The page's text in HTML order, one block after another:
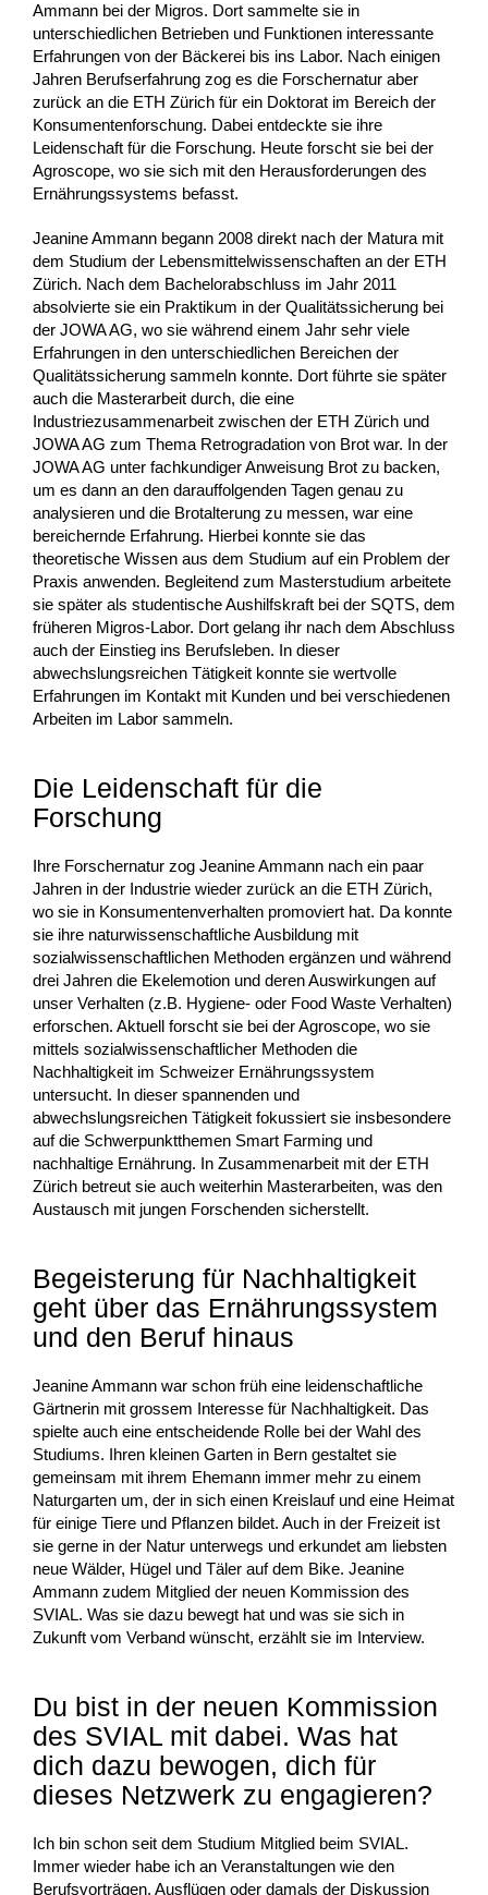
Ammann bei der Migros. Dort sammelte sie in
unterschiedlichen Betrieben und Funktionen interessante
Erfahrungen von der Bäckerei bis ins Labor. Nach einigen
Jahren Berufserfahrung zog es die Forschernatur aber
zurück an die ETH Zürich für ein Doktorat im Bereich der
Konsumentenforschung. Dabei entdeckte sie ihre
Leidenschaft für die Forschung. Heute forscht sie bei der
Agroscope, wo sie sich mit den Herausforderungen des
Ernährungssystems befasst.
Jeanine Ammann begann 2008 direkt nach der Matura mit
dem Studium der Lebensmittelwissenschaften an der ETH
Zürich. Nach dem Bachelorabschluss im Jahr 2011
absolvierte sie ein Praktikum in der Qualitätssicherung bei
der JOWA AG, wo sie während einem Jahr sehr viele
Erfahrungen in den unterschiedlichen Bereichen der
Qualitätssicherung sammeln konnte. Dort führte sie später
auch die Masterarbeit durch, die eine
Industriezusammenarbeit zwischen der ETH Zürich und
JOWA AG zum Thema Retrogradation von Brot war. In der
JOWA AG unter fachkundiger Anweisung Brot zu backen,
um es dann an den darauffolgenden Tagen genau zu
analysieren und die Brotalterung zu messen, war eine
bereichernde Erfahrung. Hierbei konnte sie das
theoretische Wissen aus dem Studium auf ein Problem der
Praxis anwenden. Begleitend zum Masterstudium arbeitete
sie später als studentische Aushilfskraft bei der SQTS, dem
früheren Migros-Labor. Dort gelang ihr nach dem Abschluss
auch der Einstieg ins Berufsleben. In dieser
abwechslungsreichen Tätigkeit konnte sie wertvolle
Erfahrungen im Kontakt mit Kunden und bei verschiedenen
Arbeiten im Labor sammeln.
Die Leidenschaft für die
Forschung
Ihre Forschernatur zog Jeanine Ammann nach ein paar
Jahren in der Industrie wieder zurück an die ETH Zürich,
wo sie in Konsumentenverhalten promoviert hat. Da konnte
sie ihre naturwissenschaftliche Ausbildung mit
sozialwissenschaftlichen Methoden ergänzen und während
drei Jahren die Ekelemotion und deren Auswirkungen auf
unser Verhalten (z.B. Hygiene- oder Food Waste Verhalten)
erforschen. Aktuell forscht sie bei der Agroscope, wo sie
mittels sozialwissenschaftlicher Methoden die
Nachhaltigkeit im Schweizer Ernährungssystem
untersucht. In dieser spannenden und
abwechslungsreichen Tätigkeit fokussiert sie insbesondere
auf die Schwerpunktthemen Smart Farming und
nachhaltige Ernährung. In Zusammenarbeit mit der ETH
Zürich betreut sie auch weiterhin Masterarbeiten, was den
Austausch mit jungen Forschenden sicherstellt.
Begeisterung für Nachhaltigkeit
geht über das Ernährungssystem
und den Beruf hinaus
Jeanine Ammann war schon früh eine leidenschaftliche
Gärtnerin mit grossem Interesse für Nachhaltigkeit. Das
spielte auch eine entscheidende Rolle bei der Wahl des
Studiums. Ihren kleinen Garten in Bern gestaltet sie
gemeinsam mit ihrem Ehemann immer mehr zu einem
Naturgarten um, der in sich einen Kreislauf und eine Heimat
für einige Tiere und Pflanzen bildet. Auch in der Freizeit ist
sie gerne in der Natur unterwegs und erkundet am liebsten
neue Wälder, Hügel und Täler auf dem Bike. Jeanine
Ammann zudem Mitglied der neuen Kommission des
SVIAL. Was sie dazu bewegt hat und was sie sich in
Zukunft vom Verband wünscht, erzählt sie im Interview.
Du bist in der neuen Kommission
des SVIAL mit dabei. Was hat
dich dazu bewogen, dich für
dieses Netzwerk zu engagieren?
Ich bin schon seit dem Studium Mitglied beim SVIAL.
Immer wieder habe ich an Veranstaltungen wie den
Berufsvorträgen, Ausflügen oder damals der Diskussion